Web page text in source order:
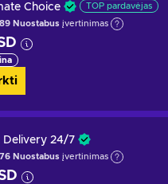
Choice TOP pardavėjas
Nuostabus įvertinimas
Delivery 24/7
Nuostabus įvertinimas